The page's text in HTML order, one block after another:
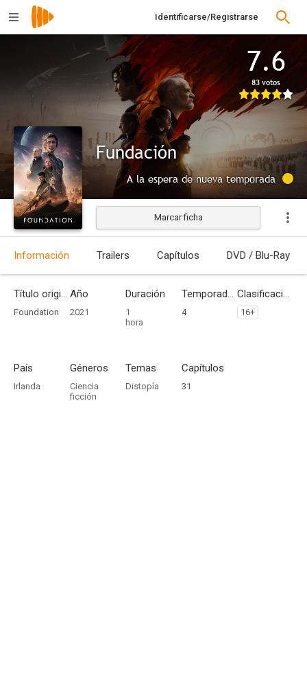
Identificarse/Registrarse
7.6
83 votos
Fundación
A la espera de nueva temporada
Marcar ficha
Información Trailers Capítulos DVD / Blu-Ray
Título original
Foundation
Año
2021
Duración
1
hora
Temporadas
4
Clasificación por edades
16+
País
Irlanda
Géneros
Ciencia
ficción
Temas
Distopía
Capítulos
31